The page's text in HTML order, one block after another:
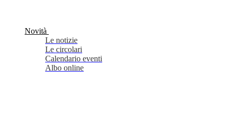
Novità
Le notizie
Le circolari
Calendario eventi
Albo online